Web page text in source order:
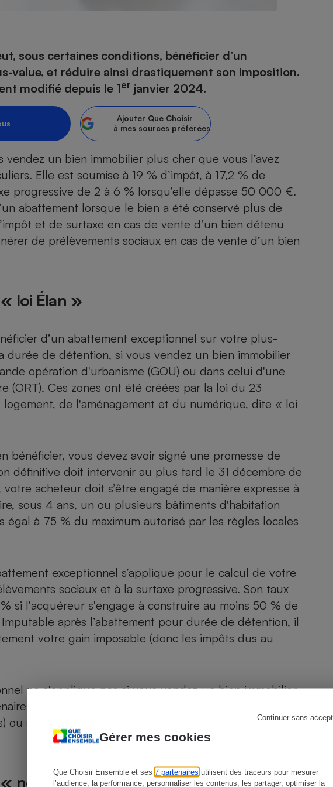
Gérer mes cookies
Que Choisir Ensemble et ses 7 partenaires utilisent des traceurs pour mesurer
l’audience, la performance, personnaliser les contenus, les partager, optimiser la
Continuer sans
sous certaines conditions, bénéficier d’un
value, et réduire ainsi drastiquement son imposition.
modifié depuis le 1er janvier 2024.
Ajouter Que Choisir
à mes sources préférées
vendez un bien immobilier plus cher que vous l’avez
. Elle est soumise à 19 % d’impôt, à 17,2 % de
progressive de 2 à 6 % lorsqu’elle dépasse 50 000 €.
abattement lorsque le bien a été conservé plus de
et de surtaxe en cas de vente d’un bien détenu
de prélèvements sociaux en cas de vente d’un bien
loi Élan »
d’un abattement exceptionnel sur votre plus-
durée de détention, si vous vendez un bien immobilier
opération d'urbanisme (GOU) ou dans celui d'une
(ORT). Ces zones ont été créées par la loi du 23
de l'aménagement et du numérique, dite « loi
bénéficier, vous devez avoir signé une promesse de
définitive doit intervenir au plus tard le 31 décembre de
acheteur doit s’être engagé de manière expresse à
sous 4 ans, un ou plusieurs bâtiments d'habitation
à 75 % du maximum autorisé par les règles locales
exceptionnel s’applique pour le calcul de votre
sociaux et à la surtaxe progressive. Son taux
si l'acquéreur s'engage à construire au moins 50 % de
après l’abattement pour durée de détention, il
votre gain imposable (donc les impôts dus au
ne s'applique pas si vous vendez un bien immobilier
de pacs, concubin, ascendant ou descendant du
ou à une personne morale dont vous ou un proche êtes
« nouvelle formule »
alimentaire
Foie gras
Champagne - Comment choisir une
bouteille de champagne
emprunteur Assurance vie
Banque en ligne
- Ustensile
Lave-linge Lave-vaisselle
induction
-
Ventilateur
Aspirateur
à expressos Réfrigérateur
Ordinateur portable
mobile -
-
Ventilateur
Lessive
Mutuelle Aide auditive
Crème solaire